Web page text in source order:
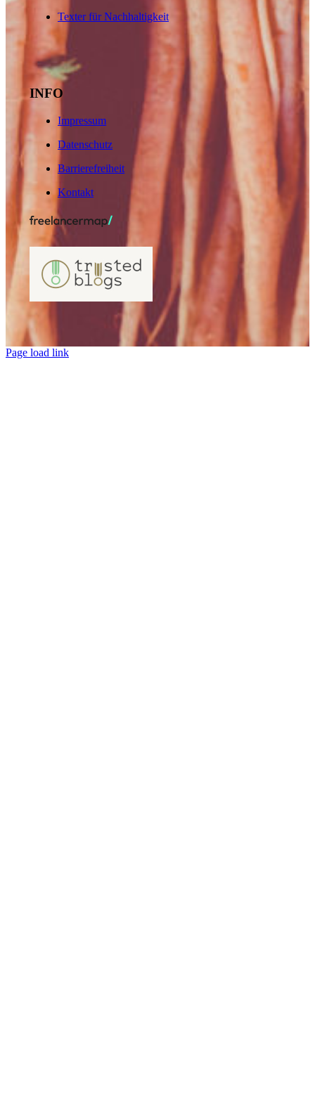
Texter für Nachhaltigkeit
INFO
Impressum
Datenschutz
Barrierefreiheit
Kontakt
Page load link